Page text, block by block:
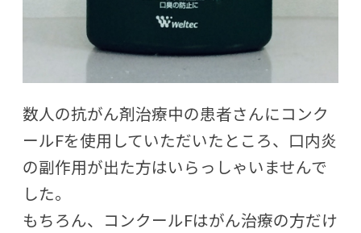
数人の抗がん剤治療中の患者さんにコンク
ールFを使用していただいたところ、口内炎
の副作用が出た方はいらっしゃいませんで
した。
もちろん、コンクールFはがん治療の方だけ